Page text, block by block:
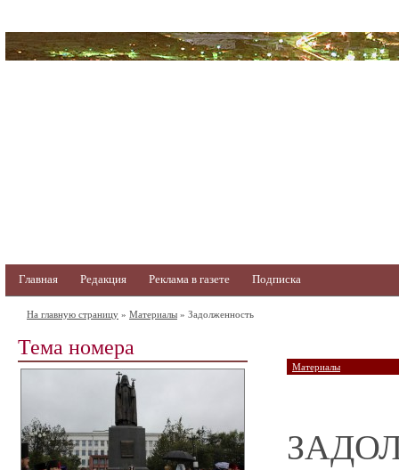
Главная Редакция Реклама в газете Подписка
На главную страницу » Материалы » Задолженность
Тема номера
Материалы